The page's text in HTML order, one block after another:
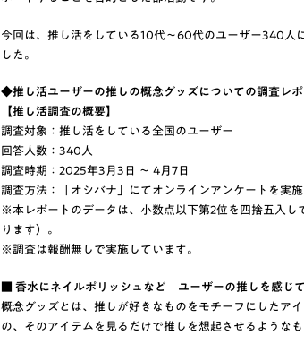
今回は、推し活をしている10代～60代のユーザー340人
した。
◆推し活ユーザーの推しの概念グッズについての調査レポ
【推し活調査の概要】
調査対象：推し活をしている全国のユーザー
回答人数：340人
調査時期：2025年3月3日 ～ 4月7日
調査方法：「オシバナ」にてオンラインアンケートを実施
※本レポートのデータは、小数点以下第2位を四捨五入
ります）。
※調査は報酬無しで実施しています。
■ 香水にネイルポリッシュなど ユーザーの推しを感じ
概念グッズとは、推しが好きなものをモチーフにしたア
の、そのアイテムを見るだけで推しを想起させるようなも